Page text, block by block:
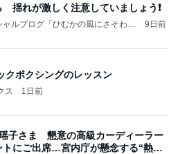
揺れが激しく注意していましょう❗️
ルブログ「ひむかの風にさそわれ
9日前
クボクシングのレッスン
ス 1日前
瑶子さま 懇意の高級カーディーラー
トにご出席…宮内庁が懸念する“熱心